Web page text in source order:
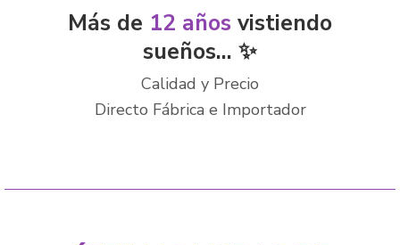
Más de 12 años vistiendo
sueños... ✨
Calidad y Precio
Directo Fábrica e Importador